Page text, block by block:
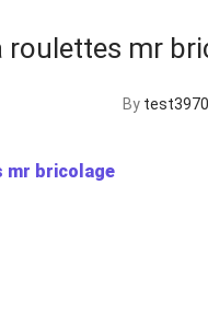
roulettes mr
By
mr bricolage